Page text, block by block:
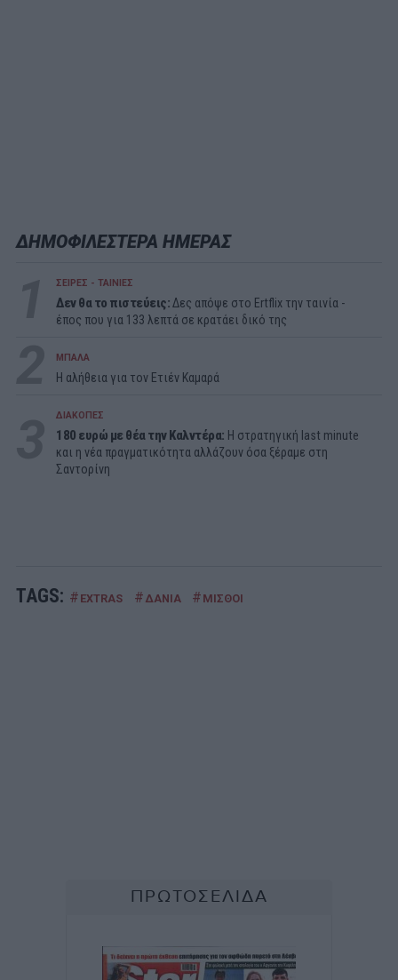
ΔΗΜΟΦΙΛΕΣΤΕΡΑ ΗΜΕΡΑΣ
ΣΕΙΡΕΣ - ΤΑΙΝΙΕΣ
Δεν θα το πιστεύεις:Δες απόψε στο Ertflix την ταινία -
έπος που για 133 λεπτά σε κρατάει δικό της
ΜΠΑΛΑ
Η αλήθεια για τον Ετιέν Καμαρά
ΔΙΑΚΟΠΕΣ
180 ευρώ με θέα την Καλντέρα: Η στρατηγική last minute
και η νέα πραγματικότητα αλλάζουν όσα ξέραμε στη
Σαντορίνη
TAGS: # EXTRAS # ΔΑΝΙΑ # ΜΙΣΘΟΙ